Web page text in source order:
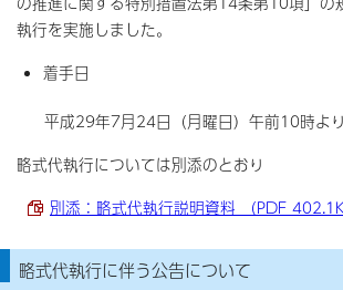
執行を実施しました。
着手日
平成29年7月24日（月曜日）午前10時より
略式代執行については別添のとおり
別添：略式代執行説明資料 （PDF
略式代執行に伴う公告について